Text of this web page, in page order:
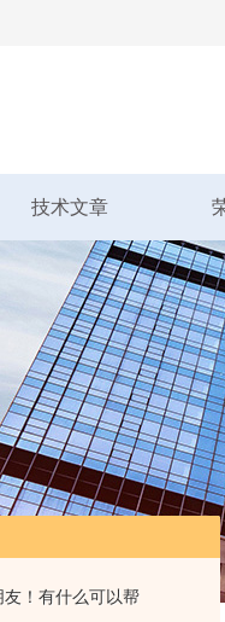
！有什么可以帮
技术文章